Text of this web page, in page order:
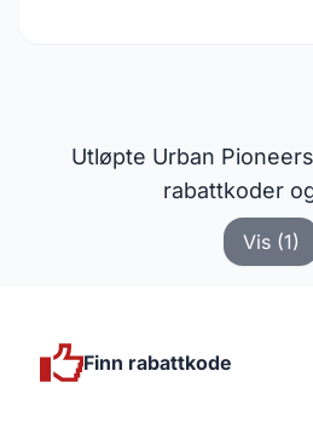
Utløpte Urban
rabattkoder
Vis (1)
Finn rabattkode